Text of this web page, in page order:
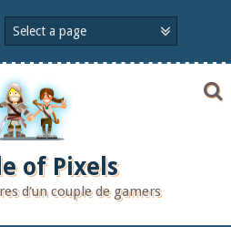
of Pixels
d'un couple de gamers